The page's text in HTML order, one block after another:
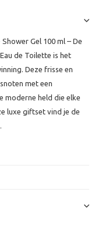
Gel 100 ml – De
de Toilette is het
Deze frisse en
met een
moderne held die elke
luxe giftset vind je de